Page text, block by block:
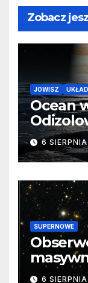
Zobacz
JOWISZ
Ocean
barierę
6
SUPERNOWE
6